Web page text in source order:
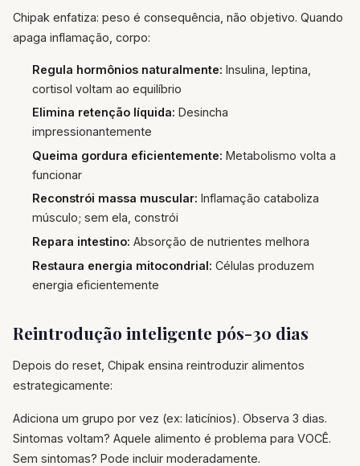
Chipak enfatiza: peso é consequência, não objetivo. Quando
apaga inflamação, corpo:
Regula hormônios naturalmente: Insulina, leptina,
cortisol voltam ao equilíbrio
Elimina retenção líquida: Desincha
impressionantemente
Queima gordura eficientemente: Metabolismo volta a
funcionar
Reconstrói massa muscular: Inflamação cataboliza
músculo; sem ela, constrói
Repara intestino: Absorção de nutrientes melhora
Restaura energia mitocondrial: Células produzem
energia eficientemente
Reintrodução inteligente pós-30 dias
Depois do reset, Chipak ensina reintroduzir alimentos
estrategicamente:
Adiciona um grupo por vez (ex: laticínios). Observa 3 dias.
Sintomas voltam? Aquele alimento é problema para VOCÊ.
Sem sintomas? Pode incluir moderadamente.